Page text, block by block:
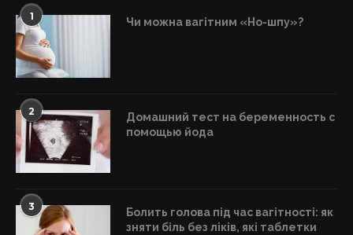
1 Чи можна вагітним «Но-шпу»?
2
Домашний тест на беременность с
помощью йода
3
Болить голова під час вагітності: як
зняти біль без ліків, які таблетки